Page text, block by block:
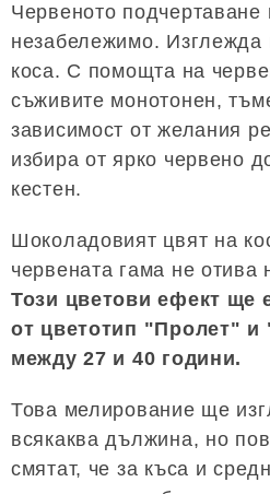
Червеното подчертаване
незабележимо.
коса. С помощта на
съживите монотонен,
зависимост от желания
избира от ярко червено
кестен.
Шоколадовият цвят на
червената гама не отива
Този цветови ефект ще
от цветотип "Пролет" и
между 27 и 40 години.
Това мелирование ще
всякаква дължина, но
смятат, че за къса и